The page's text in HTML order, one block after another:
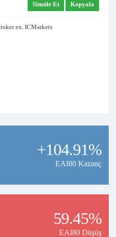
Simüle Et Kopyala
ex. ICMarkets
+104.91%
EAI80 Kazanç
59.45%
EAI80 Düşüş